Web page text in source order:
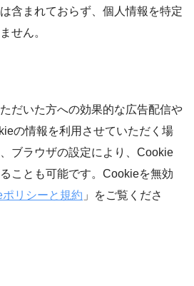
含まれておらず、個人情報を特定
せん。
だいた方への効果的な広告配信や
の情報を利用させていただく場
ブラウザの設定により、Cookie
ことも可能です。Cookieを無効
リシーと規約 」をご覧くださ